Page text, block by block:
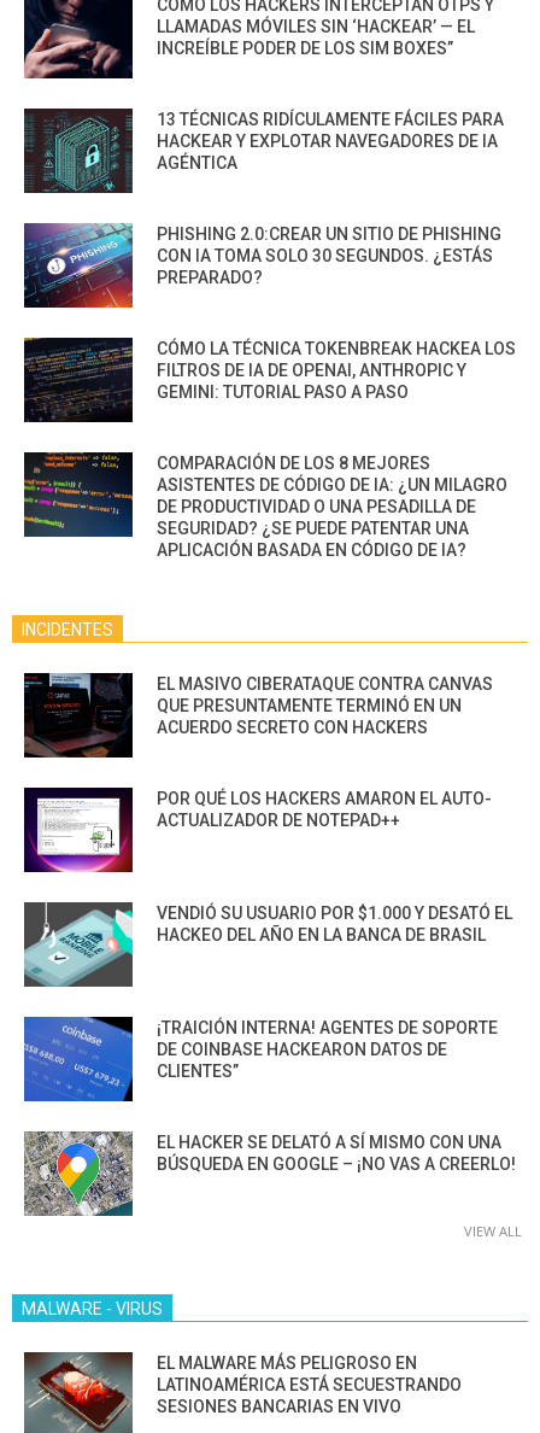
CÓMO LOS HACKERS INTERCEPTAN OTPS Y
LLAMADAS MÓVILES SIN ‘HACKEAR’ — EL
INCREÍBLE PODER DE LOS SIM BOXES”
13 TÉCNICAS RIDÍCULAMENTE FÁCILES PARA
HACKEAR Y EXPLOTAR NAVEGADORES DE IA
AGÉNTICA
PHISHING 2.0:CREAR UN SITIO DE PHISHING
CON IA TOMA SOLO 30 SEGUNDOS. ¿ESTÁS
PREPARADO?
CÓMO LA TÉCNICA TOKENBREAK HACKEA LOS
FILTROS DE IA DE OPENAI, ANTHROPIC Y
GEMINI: TUTORIAL PASO A PASO
COMPARACIÓN DE LOS 8 MEJORES
ASISTENTES DE CÓDIGO DE IA: ¿UN MILAGRO
DE PRODUCTIVIDAD O UNA PESADILLA DE
SEGURIDAD? ¿SE PUEDE PATENTAR UNA
APLICACIÓN BASADA EN CÓDIGO DE IA?
INCIDENTES
EL MASIVO CIBERATAQUE CONTRA CANVAS
QUE PRESUNTAMENTE TERMINÓ EN UN
ACUERDO SECRETO CON HACKERS
POR QUÉ LOS HACKERS AMARON EL AUTO-
ACTUALIZADOR DE NOTEPAD++
VENDIÓ SU USUARIO POR $1.000 Y DESATÓ EL
HACKEO DEL AÑO EN LA BANCA DE BRASIL
¡TRAICIÓN INTERNA! AGENTES DE SOPORTE
DE COINBASE HACKEARON DATOS DE
CLIENTES”
EL HACKER SE DELATÓ A SÍ MISMO CON UNA
BÚSQUEDA EN GOOGLE – ¡NO VAS A CREERLO!
VIEW ALL
MALWARE - VIRUS
EL MALWARE MÁS PELIGROSO EN
LATINOAMÉRICA ESTÁ SECUESTRANDO
SESIONES BANCARIAS EN VIVO